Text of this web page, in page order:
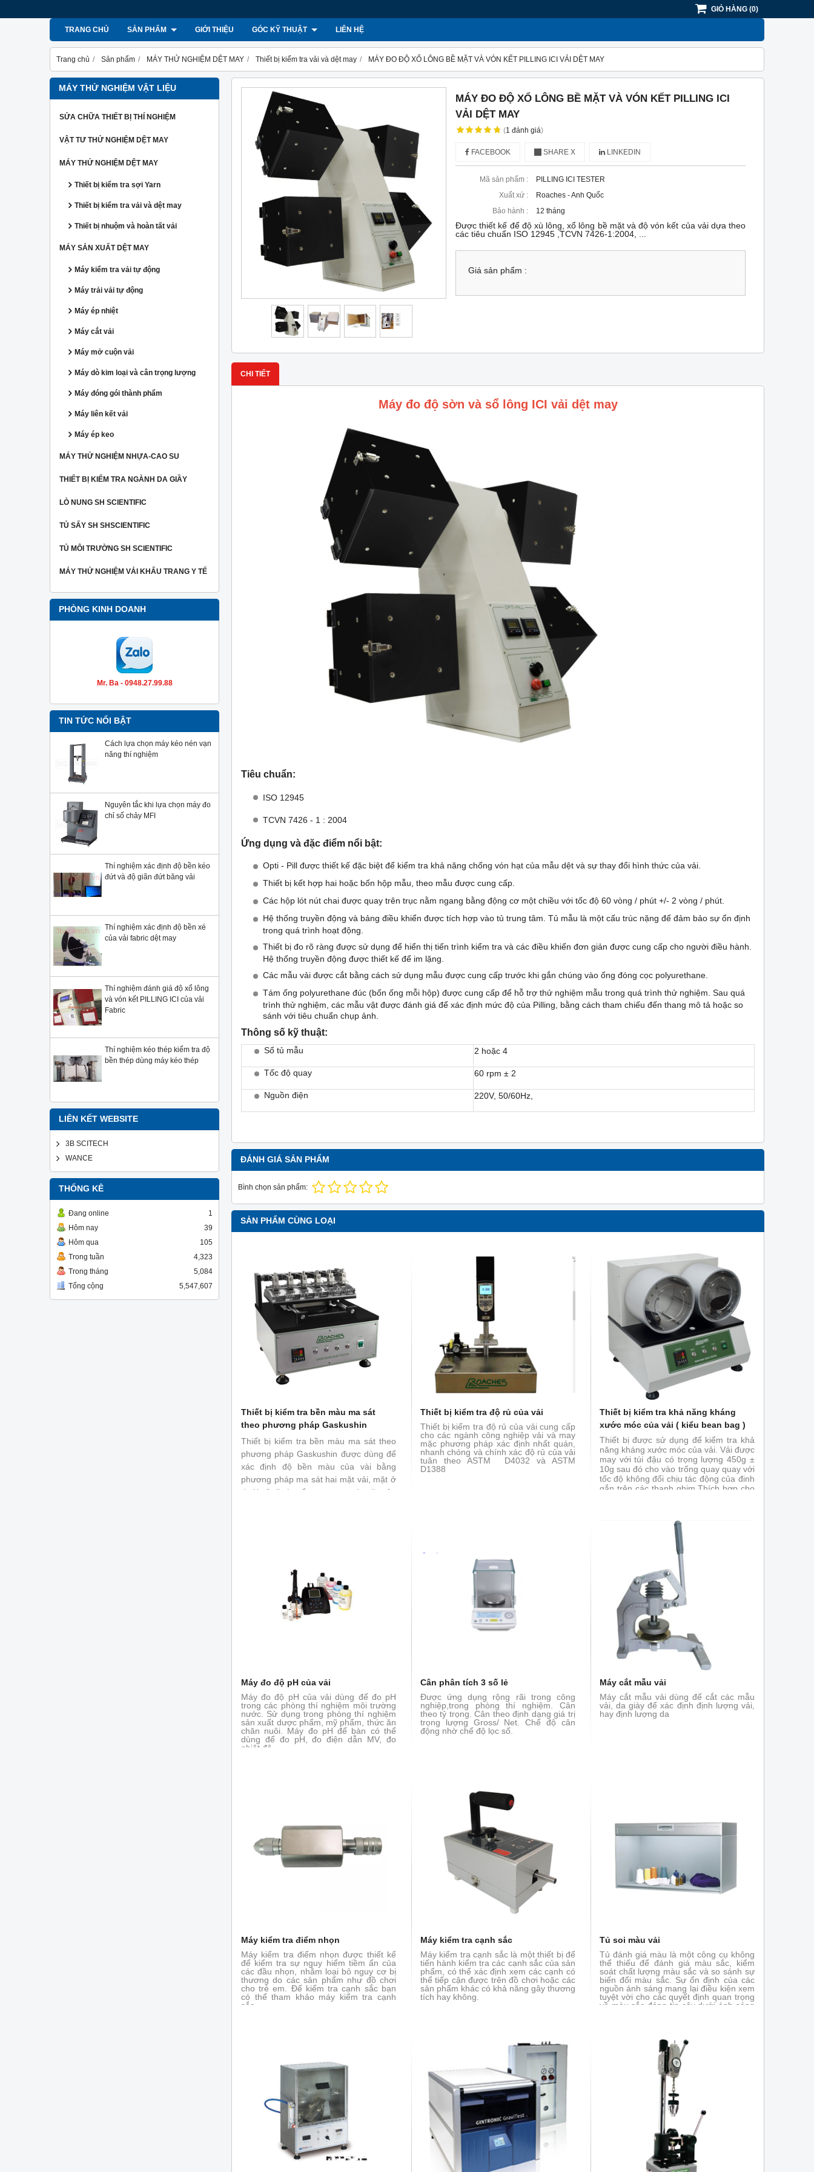
GIỎ HÀNG (0)
TRANG CHỦ SẢN PHẨM GIỚI THIỆU GÓC KỸ THUẬT LIÊN HỆ
Trang chủ Sản phẩm MÁY THỬ NGHIỆM DỆT MAY Thiết bị kiểm tra vải và dệt may MÁY ĐO ĐỘ XỔ LÔNG BỀ MẶT VÀ VÓN KẾT PILLING ICI VẢI DỆT MAY
MÁY THỬ NGHIỆM VẬT LIỆU
SỬA CHỮA THIẾT BỊ THÍ NGHIỆM
VẬT TƯ THỬ NGHIỆM DỆT MAY
MÁY THỬ NGHIỆM DỆT MAY
Thiết bị kiểm tra sợi Yarn
Thiết bị kiểm tra vải và dệt may
Thiết bị nhuộm và hoàn tất vải
MÁY SẢN XUẤT DỆT MAY
Máy kiểm tra vải tự động
Máy trải vải tự động
Máy ép nhiệt
Máy cắt vải
Máy mở cuộn vải
Máy dò kim loại và cân trọng lượng
Máy đóng gói thành phẩm
Máy liên kết vải
Máy ép keo
MÁY THỬ NGHIỆM NHỰA-CAO SU
THIẾT BỊ KIỂM TRA NGÀNH DA GIẦY
LÒ NUNG SH SCIENTIFIC
TỦ SẤY SH SHSCIENTIFIC
TỦ MÔI TRƯỜNG SH SCIENTIFIC
MÁY THỬ NGHIỆM VẢI KHẨU TRANG Y TẾ
PHÒNG KINH DOANH
Mr. Ba - 0948.27.99.88
TIN TỨC NỔI BẬT
Cách lựa chọn máy kéo nén vạn
năng thí nghiệm
Nguyên tắc khi lựa chọn máy đo
chỉ số chảy MFI
Thí nghiệm xác định độ bền kéo
đứt và độ giãn đứt băng vải
Thí nghiệm xác định độ bền xé
của vải fabric dệt may
Thí nghiệm đánh giá độ xổ lông
và vón kết PILLING ICI của vải
Fabric
Thí nghiệm kéo thép kiểm tra độ
bền thép dùng máy kéo thép
LIÊN KẾT WEBSITE
3B SCITECH
WANCE
THỐNG KÊ
Đang online
1
Hôm nay
39
Hôm qua
105
Trong tuần
4,323
Trong tháng
5,084
Tổng cộng
5,547,607
MÁY ĐO ĐỘ XỔ LÔNG BỀ MẶT VÀ VÓN KẾT PILLING ICI
VẢI DỆT MAY
(1đánh giá)
FACEBOOK SHARE X LINKEDIN
Mã sản phẩm :
PILLING ICI TESTER
Xuất xứ :
Roaches - Anh Quốc
Bảo hành :
12 tháng
Được thiết kế để độ xù lông, xổ lông bề mặt và độ vón kết của vải dựa theo
các tiêu chuẩn ISO 12945 ,TCVN 7426-1:2004, ...
Giá sản phẩm :
CHI TIẾT
Máy đo độ sờn và sổ lông ICI vải dệt may
Tiêu chuẩn:
ISO 12945
TCVN 7426 - 1 : 2004
Ứng dụng và đặc điểm nổi bật:
Opti - Pill được thiết kế đặc biệt để kiểm tra khả năng chống vón hạt của mẫu dệt và sự thay đổi hình thức của vải.
Thiết bị kết hợp hai hoặc bốn hộp mẫu, theo mẫu được cung cấp.
Các hộp lót nút chai được quay trên trục nằm ngang bằng động cơ một chiều với tốc độ 60 vòng / phút +/- 2 vòng / phút.
Hệ thống truyền động và bảng điều khiển được tích hợp vào tủ trung tâm. Tủ mẫu là một cấu trúc nặng để đảm bảo sự ổn định
trong quá trình hoạt động.
Thiết bị đo rõ ràng được sử dụng để hiển thị tiến trình kiểm tra và các điều khiển đơn giản được cung cấp cho người điều hành.
Hệ thống truyền động được thiết kế để im lặng.
Các mẫu vải được cắt bằng cách sử dụng mẫu được cung cấp trước khi gắn chúng vào ống đóng cọc polyurethane.
Tám ống polyurethane đúc (bốn ống mỗi hộp) được cung cấp để hỗ trợ thử nghiệm mẫu trong quá trình thử nghiệm. Sau quá
trình thử nghiệm, các mẫu vật được đánh giá để xác định mức độ của Pilling, bằng cách tham chiếu đến thang mô tả hoặc so
sánh với tiêu chuẩn chụp ảnh.
Thông số kỹ thuật:
Số tủ mẫu 2 hoặc 4
Tốc độ quay 60 rpm ± 2
Nguồn điện 220V, 50/60Hz,
ĐÁNH GIÁ SẢN PHẨM
Bình chọn sản phẩm:
SẢN PHẨM CÙNG LOẠI
Thiết bị kiểm tra bền màu ma sát
theo phương pháp Gaskushin
Thiết bị kiểm tra bền màu ma sát theo
phương pháp Gaskushin được dùng để
xác định độ bền màu của vài bằng
phương pháp ma sát hai mặt vải, mặt ở
dưới sẽ di chuyển trục xoay và mặt trên
Thiết bị kiểm tra độ rủ của vải
Thiết bị kiểm tra độ rủ của vải cung cấp
cho các ngành công nghiệp vải và may
mặc phương pháp xác định nhất quán,
nhanh chóng và chính xác độ rủ của vải
tuân theo ASTM D4032 và ASTM
D1388
Thiết bị kiểm tra khả năng kháng
xước móc của vải ( kiểu bean bag )
Thiết bị được sử dụng để kiểm tra khả
năng kháng xước móc của vải. Vải được
may với túi đậu có trọng lượng 450g ±
10g sau đó cho vào trống quay quay với
tốc độ không đổi chịu tác động của đinh
gắn trên các thanh ghim.Thích hợp cho
Máy đo độ pH của vải
Máy đo độ pH của vải dùng để đo pH
trong các phòng thí nghiệm môi trường
nước. Sử dụng trong phòng thí nghiệm
sản xuất dược phẩm, mỹ phẩm, thức ăn
chăn nuôi. Máy đo pH để bàn có thể
dùng để đo pH, đo điện dẫn MV, đo
nhiệt độ.
Cân phân tích 3 số lẻ
Được ứng dụng rộng rãi trong công
nghiệp,trong phòng thí nghiệm. Cân
theo tỷ trọng. Cân theo định dạng giá trị
trọng lượng Gross/ Net. Chế độ cân
động nhờ chế độ lọc số.
Máy cắt mẫu vải
Máy cắt mẫu vải dùng để cắt các mẫu
vải, da giày để xác định định lượng vải,
hay định lượng da
Máy kiểm tra điểm nhọn
Máy kiểm tra điểm nhọn được thiết kế
để kiểm tra sự nguy hiểm tiềm ẩn của
các đầu nhọn, nhằm loại bỏ nguy cơ bị
thương do các sản phẩm như đồ chơi
cho trẻ em. Để kiểm tra cạnh sắc bạn
có thể tham khảo máy kiểm tra cạnh
sắc
Máy kiểm tra cạnh sắc
Máy kiểm tra cạnh sắc là một thiết bị để
tiến hành kiểm tra các cạnh sắc của sản
phẩm, có thể xác định xem các cạnh có
thể tiếp cận được trên đồ chơi hoặc các
sản phẩm khác có khả năng gây thương
tích hay không.
Tủ soi màu vải
Tủ đánh giá màu là một công cụ không
thể thiếu để đánh giá màu sắc, kiểm
soát chất lượng màu sắc và so sánh sự
biến đổi màu sắc. Sự ổn định của các
nguồn ánh sáng mang lại điều kiện xem
tuyệt vời cho các quyết định quan trọng
về màu sắc đáng tin cậy dưới ánh sáng